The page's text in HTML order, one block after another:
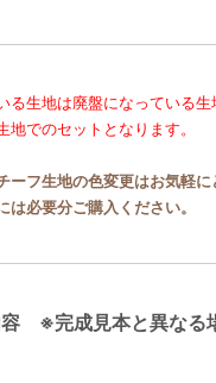
る生地は廃盤になっている
地でのセットとなります。
ーフ生地の色変更はお気軽に
は必要分ご購入ください。
容 ※完成見本と異なる